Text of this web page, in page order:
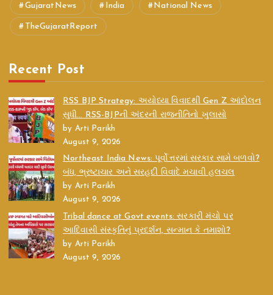
GujaratNews India National News
TheGujaratReport
Recent Post
RSS BJP Strategy: અયોધ્યા વિવાદથી Gen Z આંદોલન
સુધી… RSS-BJPની અંદરની રાજનીતિનો ખુલાસો
by Arti Parikh
August 9, 2026
Northeast India News: પૂર્વોત્તરમાં સરકાર સામે બળવો?
બંધ, ભ્રષ્ટાચાર અને સરહદી વિવાદે મચાવી હલચલ
by Arti Parikh
August 9, 2026
Tribal dance at Govt events: સરકારી મંચો પર
આદિવાસી સંસ્કૃતિનું પ્રદર્શન, સન્માન કે તમાશો?
by Arti Parikh
August 9, 2026